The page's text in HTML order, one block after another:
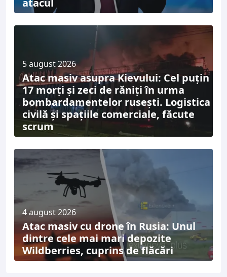
5 august 2026
Atac masiv asupra Kievului: Cel puțin
17 morți și zeci de răniți în urma
bombardamentelor rusești. Logistica
civilă și spațiile comerciale, făcute
scrum
4 august 2026
Atac masiv cu drone în Rusia: Unul
dintre cele mai mari depozite
Wildberries, cuprins de flăcări